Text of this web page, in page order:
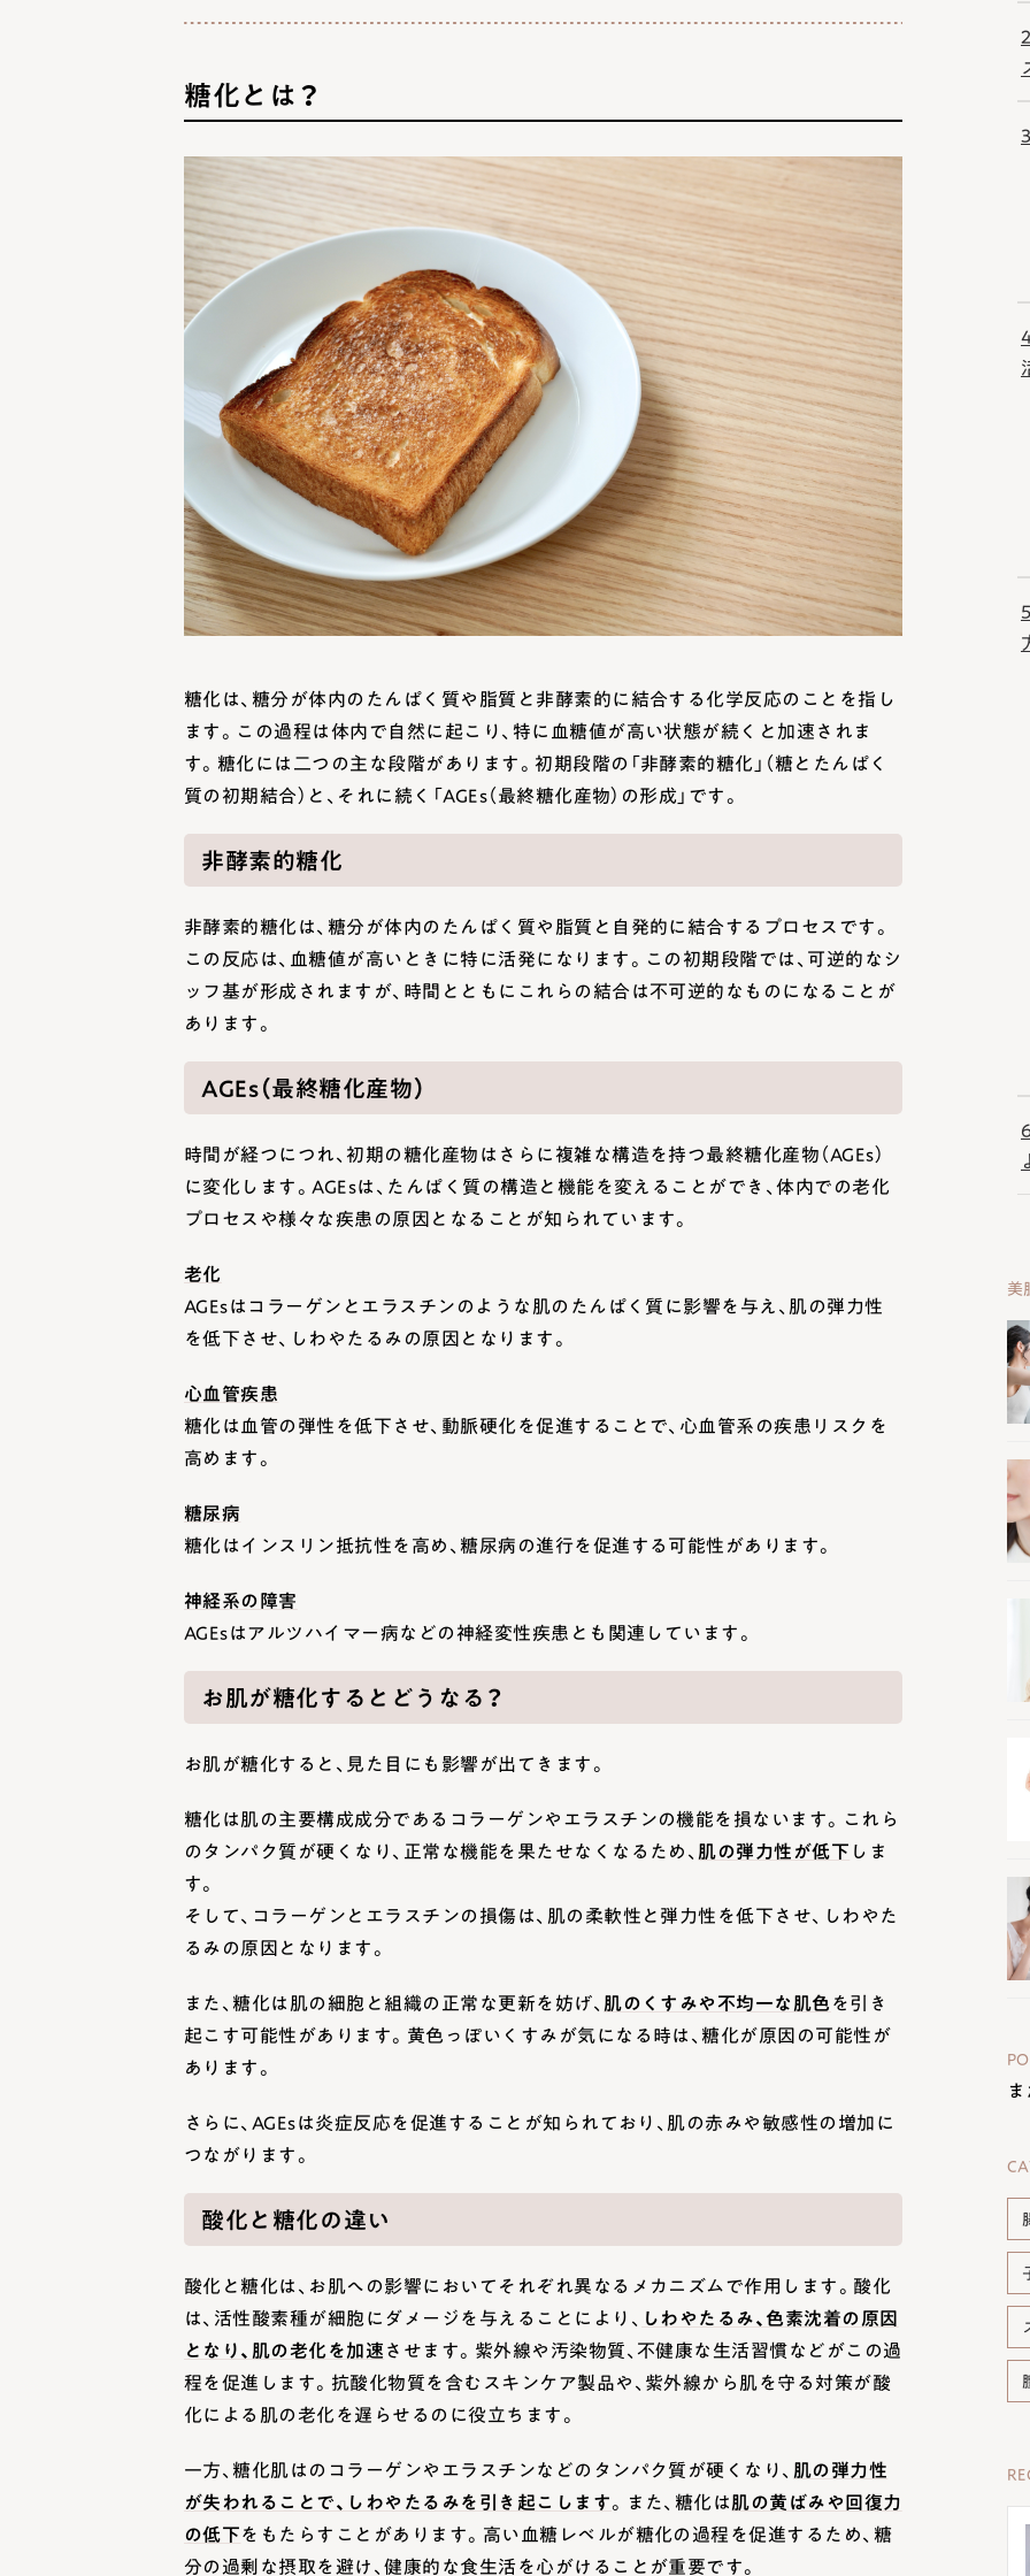
糖化とは？
糖化は、糖分が体内のたんぱく質や脂質と非酵素的に結合する化学反応のことを指し
ます。この過程は体内で自然に起こり、特に血糖値が高い状態が続くと加速されま
す。糖化には二つの主な段階があります。初期段階の「非酵素的糖化」（糖とたんぱく
質の初期結合）と、それに続く「AGEs（最終糖化産物）の形成」です。
非酵素的糖化
非酵素的糖化は、糖分が体内のたんぱく質や脂質と自発的に結合するプロセスです。
この反応は、血糖値が高いときに特に活発になります。この初期段階では、可逆的なシ
ッフ基が形成されますが、時間とともにこれらの結合は不可逆的なものになることが
あります。
AGEs（最終糖化産物）
時間が経つにつれ、初期の糖化産物はさらに複雑な構造を持つ最終糖化産物（AGEs）
に変化します。AGEsは、たんぱく質の構造と機能を変えることができ、体内での老化
プロセスや様々な疾患の原因となることが知られています。
老化
AGEsはコラーゲンとエラスチンのような肌のたんぱく質に影響を与え、肌の弾力性
を低下させ、しわやたるみの原因となります。
心血管疾患
糖化は血管の弾性を低下させ、動脈硬化を促進することで、心血管系の疾患リスクを
高めます。
糖尿病
糖化はインスリン抵抗性を高め、糖尿病の進行を促進する可能性があります。
神経系の障害
AGEsはアルツハイマー病などの神経変性疾患とも関連しています。
お肌が糖化するとどうなる？
お肌が糖化すると、見た目にも影響が出てきます。
糖化は肌の主要構成成分であるコラーゲンやエラスチンの機能を損ないます。これら
のタンパク質が硬くなり、正常な機能を果たせなくなるため、肌の弾力性が低下 しま
す。
そして、コラーゲンとエラスチンの損傷は、肌の柔軟性と弾力性を低下させ、しわやた
るみの原因となります。
また、糖化は肌の細胞と組織の正常な更新を妨げ、肌のくすみや不均一な肌色を引き
起こす可能性があります。黄色っぽいくすみが気になる時は、糖化が原因の可能性が
あります。
さらに、AGEsは炎症反応を促進することが知られており、肌の赤みや敏感性の増加に
つながります。
酸化と糖化の違い
酸化と糖化は、お肌への影響においてそれぞれ異なるメカニズムで作用します。酸化
は、活性酸素種が細胞にダメージを与えることにより、 しわやたるみ、色素沈着の原因
となり、肌の老化を加速させます。紫外線や汚染物質、不健康な生活習慣などがこの過
程を促進します。抗酸化物質を含むスキンケア製品や、紫外線から肌を守る対策が酸
化による肌の老化を遅らせるのに役立ちます。
一方、糖化肌はのコラーゲンやエラスチンなどのタンパク質が硬くなり、 肌の弾力性
が失われることで、しわやたるみを引き起こします。また、糖化は肌の黄ばみや回復力
の低下をもたらすことがあります。高い血糖レベルが糖化の過程を促進するため、糖
分の過剰な摂取を避け、健康的な食生活を心がけることが重要です。
美